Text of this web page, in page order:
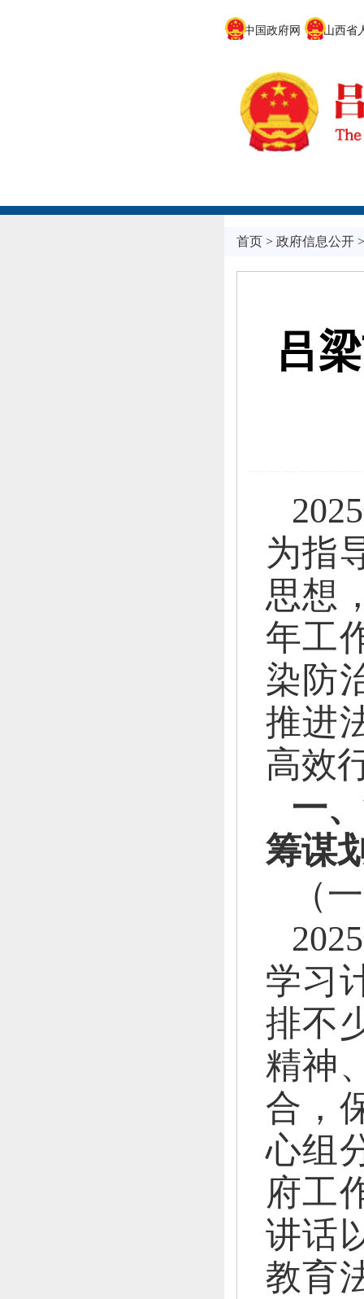
中国政府网 山西省人
首页> 政府信息公开
吕
为指
思想
年工
染防
推进
高效
一、
筹谋
（
学习
排不
精神
合，
心组
府工
讲话
教育